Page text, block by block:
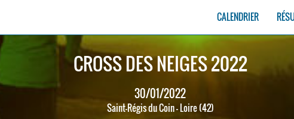
CALENDRIER
CROSS DES NEIGES 2022
30/01/2022
Saint-Régis du Coin - Loire (42)